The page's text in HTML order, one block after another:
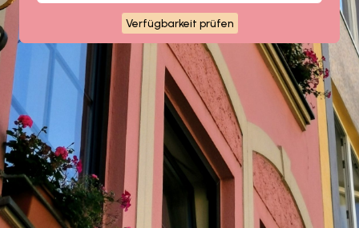
Verfügbarkeit prüfen